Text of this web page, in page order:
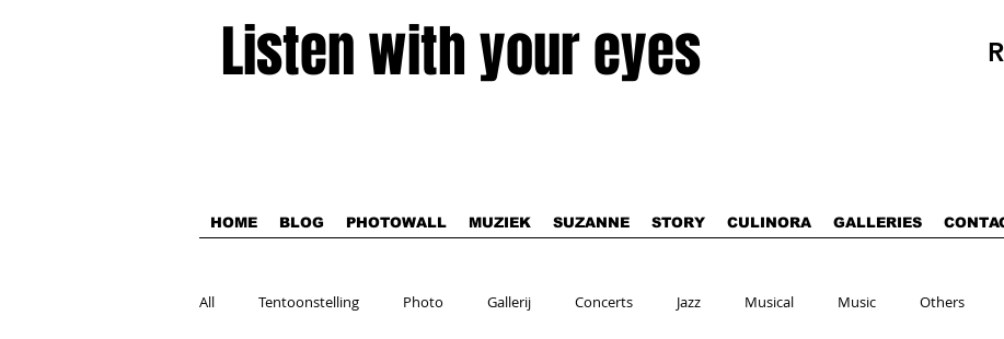
Listen with your eyes
HOME BLOG PHOTOWALL MUZIEK SUZANNE STORY CULINORA GALLERIES
All Tentoonstelling Photo Gallerij Concerts Jazz Musical Music Others